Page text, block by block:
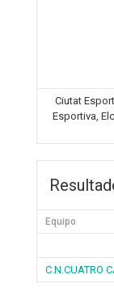
Ciutat
Esportiva,
Equipo
C.N.CUATRO